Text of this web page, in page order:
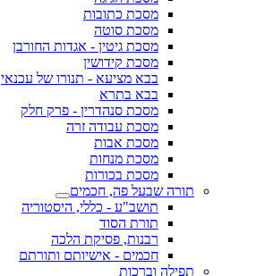
מסכת כתובות
מסכת סוטה
מסכת גיטין - אגדות החורבן
מסכת קידושין
בבא מציעא - תנורו של עכנאי
בבא בתרא
מסכת סנהדרין - פרק חלק
מסכת עבודה זרה
מסכת אבות
מסכת מנחות
מסכת בכורות
תורה שבעל פה, חכמים
תושב"ע - כללי, היסטוריה
תורת הסוד
רבנות, פסיקת הלכה
חכמים - אישיותם ותורתם
תפילה וברכות